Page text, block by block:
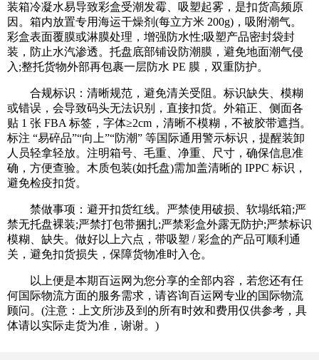
装箱冷凝水易导致彩盒受潮发霉、吸塑起雾，是扣货高频原
因。箱内放置专用海运干燥剂(每立方米 200g)，吸附潮气。
彩盒表面覆膜或淋膜处理，增强防水性;吸塑产品密封袋封
装，防止水汽渗透。托盘底部铺设防潮膜，避免地面潮气侵
入;整托货物外部再包裹一层防水 PE 膜，双重防护。
合规标识：清晰规范，避免清关受阻。标识缺失、模糊
或错误，会导致码头无法识别，直接扣货。外箱正、侧面各
贴 1 张 FBA 标签，字体≥2cm，清晰不模糊，不被胶带遮挡。
标注 “易碎品”“向上”“防潮” 等国际通用警示标识，提醒装卸
人员轻拿轻放。注明箱号、毛重、净重、尺寸，确保信息准
确，方便查验。木质包装(如托盘)需加盖清晰的 IPPC 标识，
避免检疫扣货。
禁做事项：避开扣货红线。严禁使用破损、软塌纸箱;严
禁无托盘裸装;严禁打包带捆扎;严禁彩盒外露无防护;严禁标识
模糊、缺失。做好以上六点，带吸塑 / 彩盒的产品可顺利通
关，避免扣货损失，保障货物准时入仓。
以上便是本期百运网为您分享的全部内容，若您还有任
何国际物流方面的服务需求，请咨询百运网专业的国际物流
顾问。(注意：上文所涉及到的所有时效和费用仅供参考，具
体请以实际走货为准，谢谢。)